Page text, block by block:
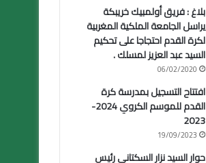
بلاغ : فريق أولمبيك خريبكة
يراسل الجامعة الملكية المغربية
لكرة القدم احتجاجا على تحكيم
السيد عبد العزيز لمسلك .
06/02/2020
افتتاح التسجيل بمدرسة كرة
القدم للموسم الكروي 2024-
2023
19/09/2023
حوار السيد نزار السكتاني رئيس